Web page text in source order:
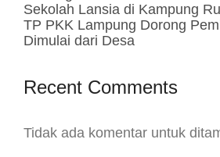
Sekolah Lansia di Kampung
TP PKK Lampung Dorong
Dimulai dari Desa
Recent Comments
Tidak ada komentar untuk